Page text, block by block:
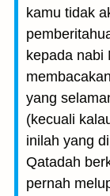
kamu tidak
kepada nabi
yang
(kecuali
inilah yang
Qatadah
pernah